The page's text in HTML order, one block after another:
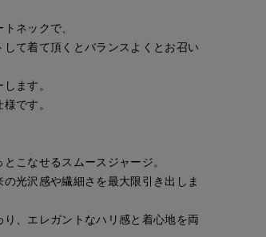
ネックで、
て着て頂くとバランスよくとお召い
ます。
です。
こなせるスムースジャージ。
光沢感や繊細さを最大限引き出しま
、エレガントなハリ感と着心地を両